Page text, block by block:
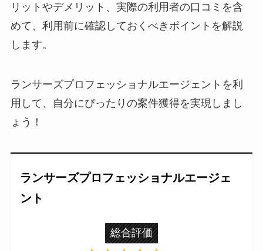
リットやデメリット、実際の利用者の口コミを含
めて、利用前に確認しておくべきポイントを解説
します。
ランサーズプロフェッショナルエージェントを利
用して、自分にぴったりの案件獲得を実現しまし
ょう！
ランサーズプロフェッショナルエージェ
ント
総合評価